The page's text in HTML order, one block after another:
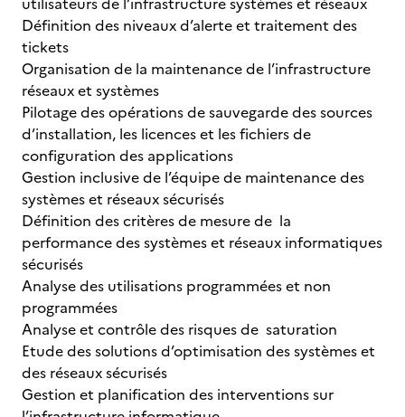
Définition des niveaux d’alerte et traitement des
tickets
Organisation de la maintenance de l’infrastructure
réseaux et systèmes
Pilotage des opérations de sauvegarde des sources
d’installation, les licences et les fichiers de
configuration des applications
Gestion inclusive de l’équipe de maintenance des
systèmes et réseaux sécurisés
Définition des critères de mesure de la
performance des systèmes et réseaux informatiques
sécurisés
Analyse des utilisations programmées et non
programmées
Analyse et contrôle des risques de saturation
Etude des solutions d’optimisation des systèmes et
des réseaux sécurisés
Gestion et planification des interventions sur